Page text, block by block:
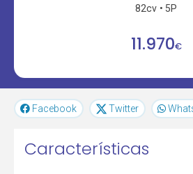
82cv
5P
11.970€
Facebook Twitter
Características